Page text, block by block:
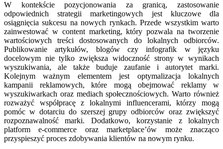
W kontekście pozycjonowania za granicą, zastosowanie
odpowiednich strategii marketingowych jest kluczowe dla
osiągnięcia sukcesu na nowych rynkach. Przede wszystkim warto
zainwestować w content marketing, który pozwala na tworzenie
wartościowych treści dostosowanych do lokalnych odbiorców.
Publikowanie artykułów, blogów czy infografik w języku
docelowym nie tylko zwiększa widoczność strony w wynikach
wyszukiwania, ale także buduje zaufanie i autorytet marki.
Kolejnym ważnym elementem jest optymalizacja lokalnych
kampanii reklamowych, które mogą obejmować reklamy w
wyszukiwarkach oraz mediach społecznościowych. Warto również
rozważyć współpracę z lokalnymi influencerami, którzy mogą
pomóc w dotarciu do szerszej grupy odbiorców oraz zwiększyć
rozpoznawalność marki. Dodatkowo, korzystanie z lokalnych
platform e-commerce oraz marketplace’ów może znacząco
przyspieszyć proces zdobywania klientów na nowym rynku.